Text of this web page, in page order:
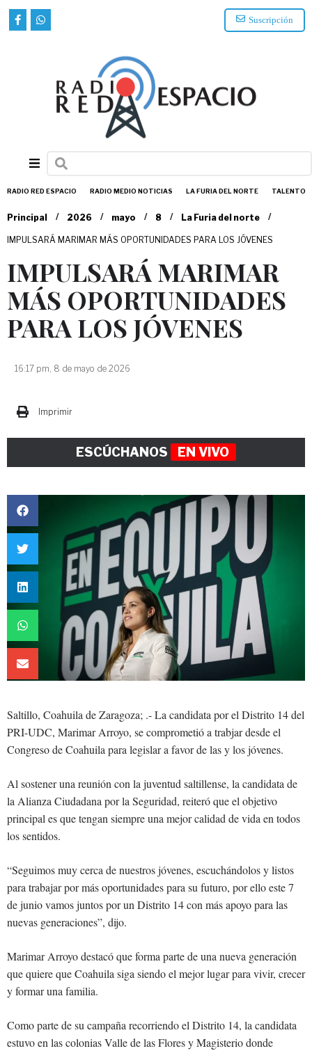
Suscripción
RADIO RED ESPACIO RADIO MEDIO NOTICIAS LA FURIA DEL NORTE TALENTO
Principal / 2026 / mayo / 8 / La Furia del norte /
IMPULSARÁ MARIMAR MÁS OPORTUNIDADES PARA LOS JÓVENES
IMPULSARÁ MARIMAR
MÁS OPORTUNIDADES
PARA LOS JÓVENES
16:17 pm, 8 de mayo de 2026
Imprimir
ESCÚCHANOS EN VIVO
Saltillo, Coahuila de Zaragoza; .- La candidata por el Distrito 14 del
PRI-UDC, Marimar Arroyo, se comprometió a trabjar desde el
Congreso de Coahuila para legislar a favor de las y los jóvenes.
Al sostener una reunión con la juventud saltillense, la candidata de
la Alianza Ciudadana por la Seguridad, reiteró que el objetivo
principal es que tengan siempre una mejor calidad de vida en todos
los sentidos.
“Seguimos muy cerca de nuestros jóvenes, escuchándolos y listos
para trabajar por más oportunidades para su futuro, por ello este 7
de junio vamos juntos por un Distrito 14 con más apoyo para las
nuevas generaciones”, dijo.
Marimar Arroyo destacó que forma parte de una nueva generación
que quiere que Coahuila siga siendo el mejor lugar para vivir, crecer
y formar una familia.
Como parte de su campaña recorriendo el Distrito 14, la candidata
estuvo en las colonias Valle de las Flores y Magisterio donde